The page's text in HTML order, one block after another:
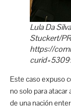
Lula Da
Stuckert/
https://
Este caso expuso
no solo para
de una nación